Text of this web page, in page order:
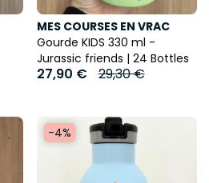
MES COURSES EN VRAC
Gourde KIDS 330 ml -
Jurassic friends | 24 Bottles
27,90 € 29,30 €
-4%